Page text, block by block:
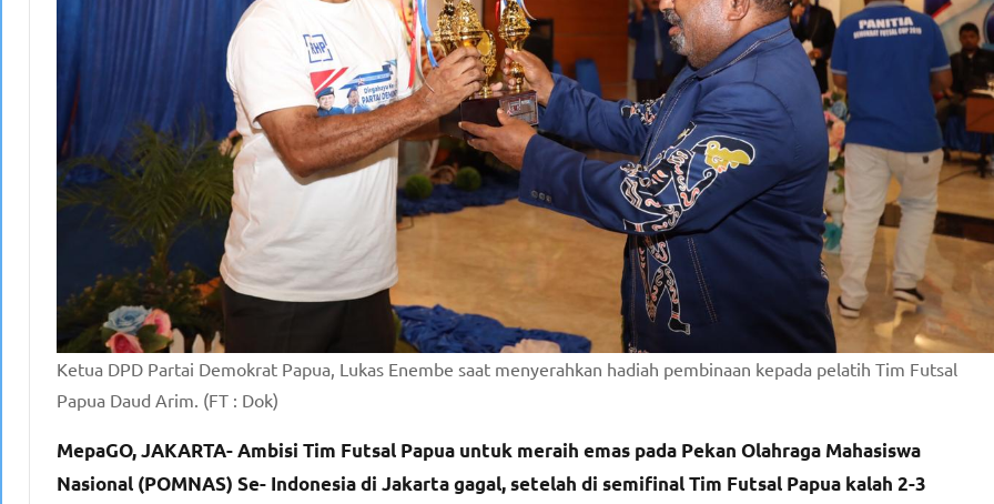
Ketua DPD Partai Demokrat Papua, Lukas Enembe saat menyerahkan hadiah pembinaan kepada pelatih Tim Futsal
Papua Daud Arim. (FT : Dok)
MepaGO, JAKARTA- Ambisi Tim Futsal Papua untuk meraih emas pada Pekan Olahraga Mahasiswa
Nasional (POMNAS) Se- Indonesia di Jakarta gagal, setelah di semifinal Tim Futsal Papua kalah 2-3